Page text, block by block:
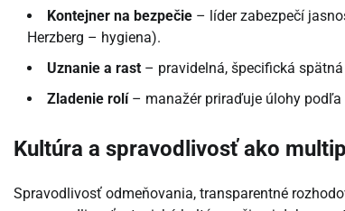
Kontejner na bezpečie – líder zabezpečí
Herzberg – hygiena).
Uznanie a rast – pravidelná, špecifická
Zladenie rolí– manažér priraďuje úlohy
Kultúra a spravodlivosť ako
Spravodlivosť odmeňovania, transparentné